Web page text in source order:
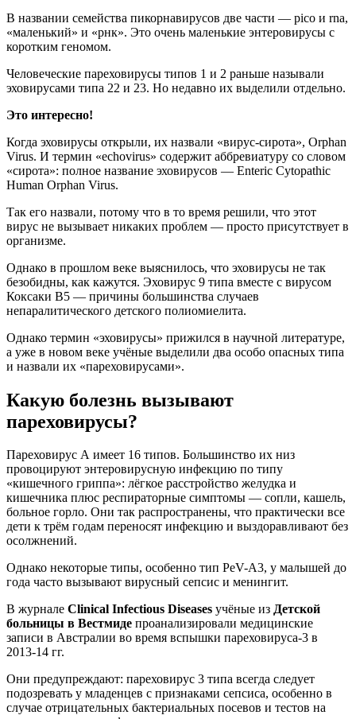
В названии семейства пикорнавирусов две части — pico и rna,
«маленький» и «рнк». Это очень маленькие энтеровирусы с
коротким геномом.
Человеческие пареховирусы типов 1 и 2 раньше называли
эховирусами типа 22 и 23. Но недавно их выделили отдельно.
Это интересно!
Когда эховирусы открыли, их назвали «вирус-сирота», Orphan
Virus. И термин «echovirus» содержит аббревиатуру со словом
«сирота»: полное название эховирусов — Enteric Cytopathic
Human Orphan Virus.
Так его назвали, потому что в то время решили, что этот
вирус не вызывает никаких проблем — просто присутствует в
организме.
Однако в прошлом веке выяснилось, что эховирусы не так
безобидны, как кажутся. Эховирус 9 типа вместе с вирусом
Коксаки В5 — причины большинства случаев
непаралитического детского полиомиелита.
Однако термин «эховирусы» прижился в научной литературе,
а уже в новом веке учёные выделили два особо опасных типа
и назвали их «пареховирусами».
Какую болезнь вызывают
пареховирусы?
Пареховирус А имеет 16 типов. Большинство их низ
провоцируют энтеровирусную инфекцию по типу
«кишечного гриппа»: лёгкое расстройство желудка и
кишечника плюс респираторные симптомы — сопли, кашель,
больное горло. Они так распространены, что практически все
дети к трём годам переносят инфекцию и выздоравливают без
осолжнений.
Однако некоторые типы, особенно тип PeV-A3, у малышей до
года часто вызывают вирусный сепсис и менингит.
В журнале Clinical Infectious Diseases учёные из Детской
больницы в Вестмиде проанализировали медицинские
записи в Австралии во время вспышки пареховируса-3 в
2013-14 гг.
Они предупреждают: пареховирус 3 типа всегда следует
подозревать у младенцев с признаками сепсиса, особенно в
случае отрицательных бактериальных посевов и тестов на